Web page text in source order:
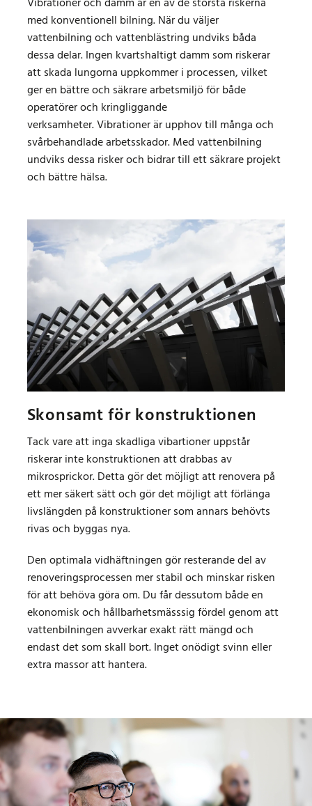
Vibrationer och damm är en av de största riskerna
med konventionell bilning. När du väljer
vattenbilning och vattenblästring undviks båda
dessa delar. Ingen kvartshaltigt damm som riskerar
att skada lungorna uppkommer i processen, vilket
ger en bättre och säkrare arbetsmiljö för både
operatörer och kringliggande
verksamheter. Vibrationer är upphov till många och
svårbehandlade arbetsskador. Med vattenbilning
undviks dessa risker och bidrar till ett säkrare projekt
och bättre hälsa.
Skonsamt för konstruktionen
Tack vare att inga skadliga vibartioner uppstår
riskerar inte konstruktionen att drabbas av
mikrosprickor. Detta gör det möjligt att renovera på
ett mer säkert sätt och gör det möjligt att förlänga
livslängden på konstruktioner som annars behövts
rivas och byggas nya.
Den optimala vidhäftningen gör resterande del av
renoveringsprocessen mer stabil och minskar risken
för att behöva göra om. Du får dessutom både en
ekonomisk och hållbarhetsmässsig fördel genom att
vattenbilningen avverkar exakt rätt mängd och
endast det som skall bort. Inget onödigt svinn eller
extra massor att hantera.